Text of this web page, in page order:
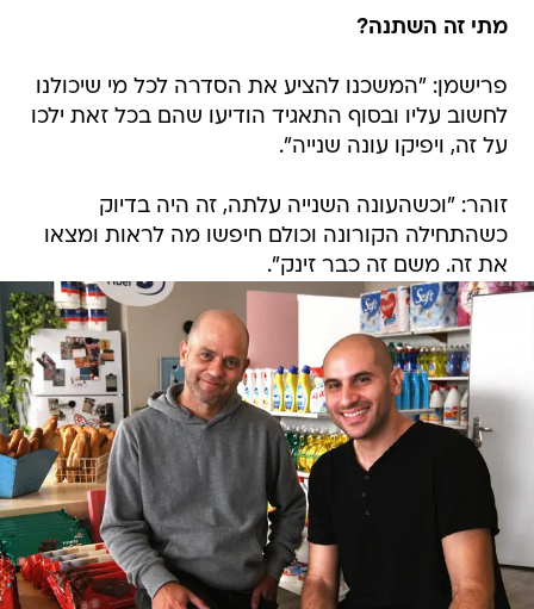
מתי זה השתנה?
פרישמן: "המשכנו להציע את הסדרה לכל מי שיכולנו
לחשוב עליו ובסוף התאגיד הודיעו שהם בכל זאת ילכו
על זה, ויפיקו עונה שנייה".
זוהר: "וכשהעונה השנייה עלתה, זה היה בדיוק
כשהתחילה הקורונה וכולם חיפשו מה לראות ומצאו
את זה. משם זה כבר זינק".